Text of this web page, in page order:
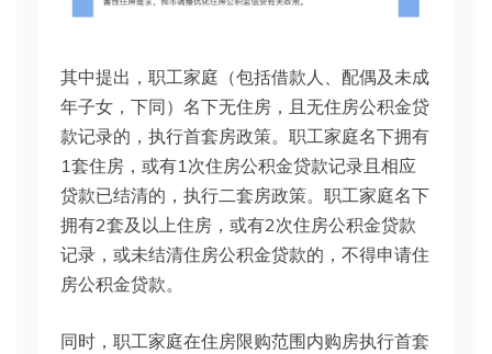
其中提出，职工家庭（包括借款人、配偶及未成
年子女，下同）名下无住房，且无住房公积金贷
款记录的，执行首套房政策。职工家庭名下拥有
1套住房，或有1次住房公积金贷款记录且相应
贷款已结清的，执行二套房政策。职工家庭名下
拥有2套及以上住房，或有2次住房公积金贷款
记录，或未结清住房公积金贷款的，不得申请住
房公积金贷款。
同时，职工家庭在住房限购范围内购房执行首套